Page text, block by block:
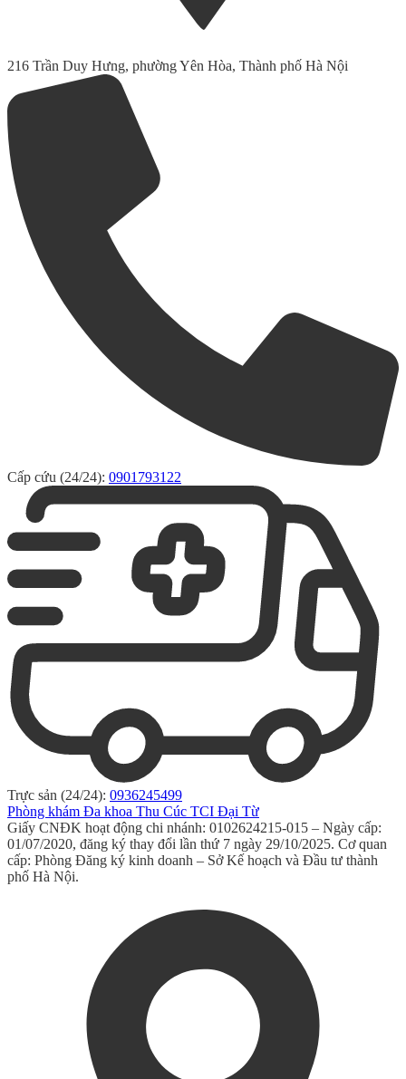
216 Trần Duy Hưng, phường Yên Hòa, Thành phố Hà Nội
Cấp cứu (24/24): 0901793122
Trực sản (24/24): 0936245499
Phòng khám Đa khoa Thu Cúc TCI Đại Từ
Giấy CNĐK hoạt động chi nhánh: 0102624215-015 – Ngày cấp:
01/07/2020, đăng ký thay đổi lần thứ 7 ngày 29/10/2025. Cơ quan
cấp: Phòng Đăng ký kinh doanh – Sở Kế hoạch và Đầu tư thành
phố Hà Nội.